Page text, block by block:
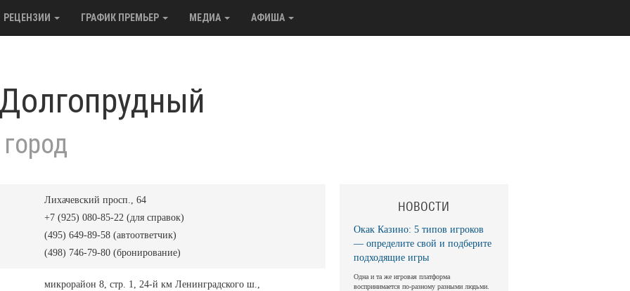
РЕЦЕНЗИИ ГРАФИК ПРЕМЬЕР МЕДИА АФИША
Лихачевский просп., 64
+7 (925) 080-85-22 (для справок)
(495) 649-89-58 (автоответчик)
(498) 746-79-80 (бронирование)
микрорайон 8, стр. 1, 24-й км Ленинградского ш.,
НОВОСТИ
Окак Казино: 5 типов игроков
— определите свой и подберите
подходящие игры
Одна и та же игровая платформа
воспринимается по-разному разными людьми.